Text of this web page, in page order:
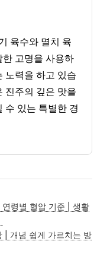
육수와 멸치 육
한 고명을 사용하
노력을 하고 있습
진주의 깊은 맛을
수 있는 특별한 경
령별 혈압 기준 | 생활
| 개념 쉽게 가르치는 방